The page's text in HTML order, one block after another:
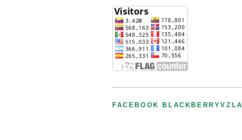
FACEBOOK BLACKBERRYVZLA